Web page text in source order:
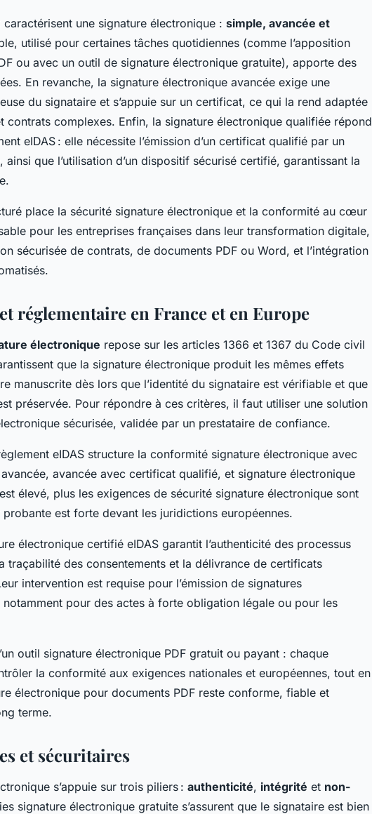
une signature électronique : simple, avancée et
utilisé pour certaines tâches quotidiennes (comme l’apposition
ou avec un outil de signature électronique gratuite), apporte des
En revanche, la signature électronique avancée exige une
du signataire et s’appuie sur un certificat, ce qui la rend adaptée
contrats complexes. Enfin, la signature électronique qualifiée répond
eIDAS : elle nécessite l’émission d’un certificat qualifié par un
que l’utilisation d’un dispositif sécurisé certifié, garantissant la
place la sécurité signature électronique et la conformité au cœur
pour les entreprises françaises dans leur transformation digitale,
sécurisée de contrats, de documents PDF ou Word, et l’intégration
réglementaire en France et en Europe
électronique repose sur les articles 1366 et 1367 du Code civil
que la signature électronique produit les mêmes effets
manuscrite dès lors que l’identité du signataire est vérifiable et que
préservée. Pour répondre à ces critères, il faut utiliser une solution
sécurisée, validée par un prestataire de confiance.
eIDAS structure la conformité signature électronique avec
avancée avec certificat qualifié, et signature électronique
élevé, plus les exigences de sécurité signature électronique sont
est forte devant les juridictions européennes.
électronique certifié eIDAS garantit l’authenticité des processus
traçabilité des consentements et la délivrance de certificats
intervention est requise pour l’émission de signatures
pour des actes à forte obligation légale ou pour les
outil signature électronique PDF gratuit ou payant : chaque
la conformité aux exigences nationales et européennes, tout en
électronique pour documents PDF reste conforme, fiable et
terme.
et sécuritaires
s’appuie sur trois piliers : authenticité, intégrité et non-
signature électronique gratuite s’assurent que le signataire est bien